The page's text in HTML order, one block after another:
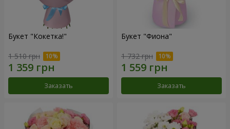
Букет "Кокетка!"
1 510 грн
Заказать
Букет "Фиона"
1 732 грн
Заказать